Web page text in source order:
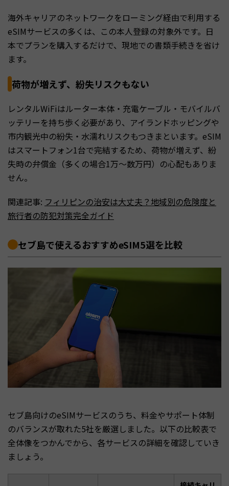
海外キャリアのネットワークをローミング経由で利用する
eSIMサービスの多くは、この本人登録の対象外です。日
本でプランを購入するだけで、現地での書類手続きを省け
ます。
荷物が増えず、紛失リスクもない
レンタルWiFiはルーター本体・充電ケーブル・モバイルバ
ッテリーを持ち歩く必要があり、アイランドホッピングや
市内観光中の紛失・水濡れリスクもつきまといます。eSIM
はスマートフォン1台で完結するため、荷物が増えず、紛
失時の弁償金（多くの場合1万〜数万円）の心配もありま
せん。
関連記事: フィリピンの治安は大丈夫？地域別の危険度と
旅行者の防犯対策完全ガイド
セブ島で使えるおすすめeSIM5選を比較
セブ島向けのeSIMサービスのうち、料金やサポート体制
のバランスが取れた5社を厳選しました。以下の比較表で
全体像をつかんでから、各サービスの詳細を確認していき
ましょう。